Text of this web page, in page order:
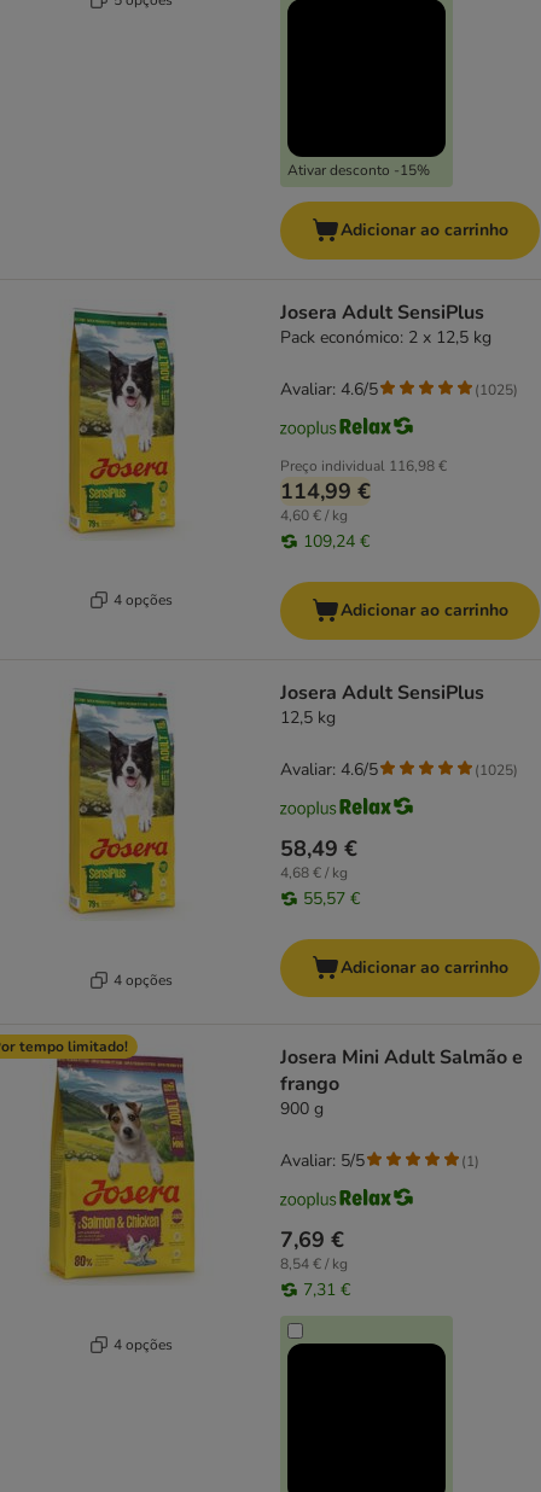
Ativar desconto -15%
Adicionar ao carrinho
4 opções
Josera Adult SensiPlus
Pack económico: 2 x 12,5 kg
Preço individual 116,98 €
114,99 €
4,60 € / kg
109,24 €
Avaliar: 4.6/5 (1025)
Adicionar ao carrinho
4 opções
Josera Adult SensiPlus
12,5 kg
58,49 €
4,68 € / kg
55,57 €
Avaliar: 4.6/5 (1025)
Adicionar ao carrinho
tempo limitado!
4 opções
Josera Mini Adult Salmão e
frango
900 g
7,69 €
8,54 € / kg
7,31 €
Avaliar: 5/5 (1)